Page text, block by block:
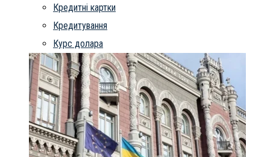
Кредитні картки
Кредитування
Курс долара